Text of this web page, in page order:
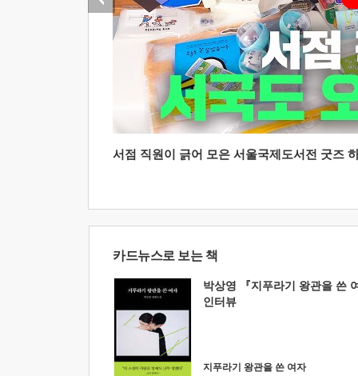
서점 직원이 긁어 모은 서울국제도서전 굿즈
카드뉴스로 보는 책
박상영 『지푸라기 왕관을 쓴
인터뷰
지푸라기 왕관을 쓴 여자